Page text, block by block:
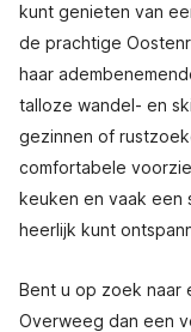
kunt genieten van
de prachtige
haar
talloze wandel- en
gezinnen of
comfortabele
keuken en vaak een
heerlijk kunt
Bent u op zoek naar
Overweeg dan een